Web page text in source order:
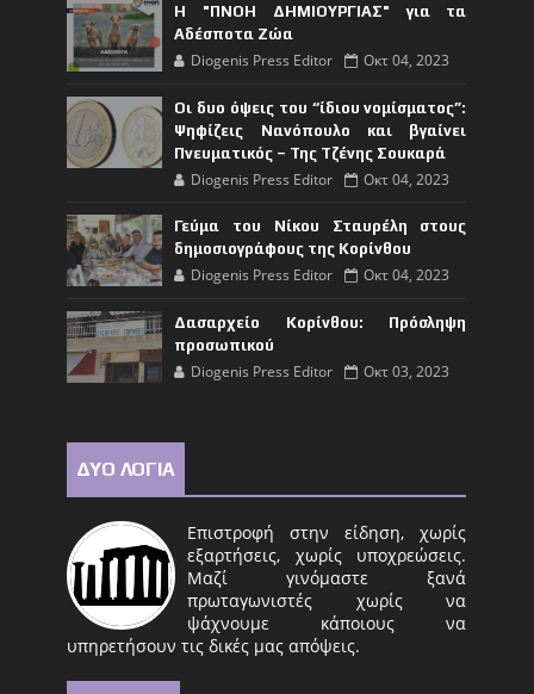
Η "ΠΝΟΗ ΔΗΜΙΟΥΡΓΙΑΣ" για τα
Αδέσποτα Ζώα
Diogenis Press Editor Οκτ 04, 2023
Οι δυο όψεις του “ίδιου νομίσματος”:
Ψηφίζεις Νανόπουλο και βγαίνει
Πνευματικός – Της Τζένης Σουκαρά
Diogenis Press Editor Οκτ 04, 2023
Γεύμα του Νίκου Σταυρέλη στους
δημοσιογράφους της Κορίνθου
Diogenis Press Editor Οκτ 04, 2023
Δασαρχείο Κορίνθου: Πρόσληψη
προσωπικού
Diogenis Press Editor Οκτ 03, 2023
ΔΥΟ ΛΟΓΙΑ
Επιστροφή στην είδηση, χωρίς
εξαρτήσεις, χωρίς υποχρεώσεις.
Μαζί γινόμαστε ξανά
πρωταγωνιστές χωρίς να
ψάχνουμε κάποιους να
υπηρετήσουν τις δικές μας απόψεις.